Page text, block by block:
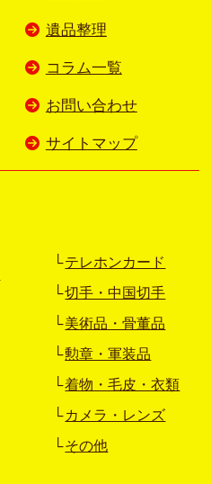
遺品整理
コラム一覧
お問い合わせ
サイトマップ
テレホンカード
切手・中国切手
美術品・骨董品
勲章・軍装品
着物・毛皮・衣類
カメラ・レンズ
その他